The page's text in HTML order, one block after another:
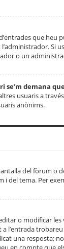
que
o un
se’m demana
usuaris a
anònims.
del fòrum o
del tema. Per
o modificar
l’entrada
una